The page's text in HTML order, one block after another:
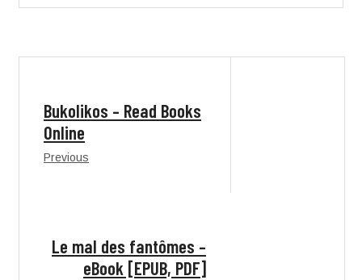
Bukolikos – Read Books
Online
Previous
Le mal des fantômes –
eBook [EPUB, PDF]